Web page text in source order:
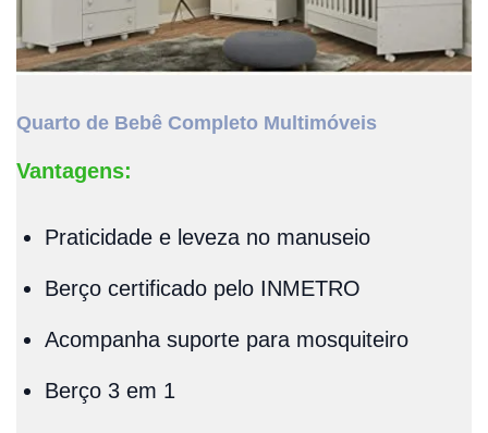
Quarto de Bebê Completo Multimóveis
Vantagens:
Praticidade e leveza no manuseio
Berço certificado pelo INMETRO
Acompanha suporte para mosquiteiro
Berço 3 em 1